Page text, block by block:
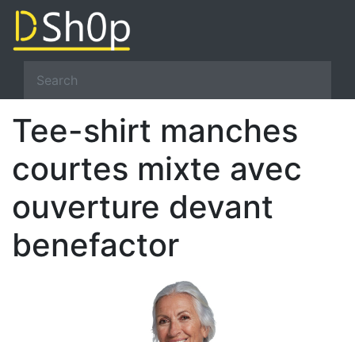
Tee-shirt manches
courtes mixte avec
ouverture devant
benefactor